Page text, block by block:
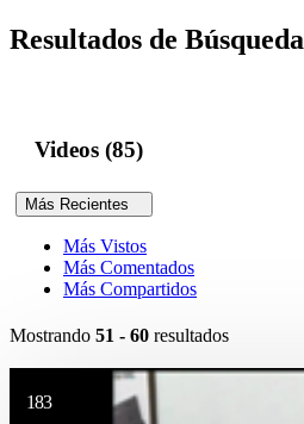
Resultados de Búsqueda
Videos (85)
Más Recientes
Más Vistos
Más Comentados
Más Compartidos
Mostrando 51 - 60 resultados
183